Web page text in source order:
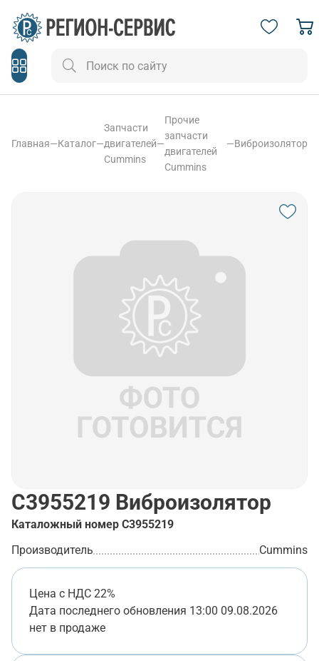
Главная—Каталог—
Запчасти
двигателей
Cummins
—
Прочие
запчасти
двигателей
Cummins
—Виброизолятор
C3955219 Виброизолятор
Каталожный номер C3955219
Производитель
Cummins
Цена с НДС 22%
Дата последнего обновления 13:00 09.08.2026
нет в продаже